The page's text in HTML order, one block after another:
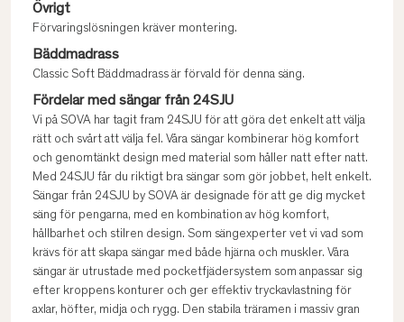
Övrigt
Förvaringslösningen kräver montering.
Bäddmadrass
Classic Soft Bäddmadrass är förvald för denna säng.
Fördelar med sängar från 24SJU
Vi på SOVA har tagit fram 24SJU för att göra det enkelt att välja
rätt och svårt att välja fel. Våra sängar kombinerar hög komfort
och genomtänkt design med material som håller natt efter natt.
Med 24SJU får du riktigt bra sängar som gör jobbet, helt enkelt.
Sängar från 24SJU by SOVA är designade för att ge dig mycket
säng för pengarna, med en kombination av hög komfort,
hållbarhet och stilren design. Som sängexperter vet vi vad som
krävs för att skapa sängar med både hjärna och muskler. Våra
sängar är utrustade med pocketfjädersystem som anpassar sig
efter kroppens konturer och ger effektiv tryckavlastning för
axlar, höfter, midja och rygg. Den stabila träramen i massiv gran